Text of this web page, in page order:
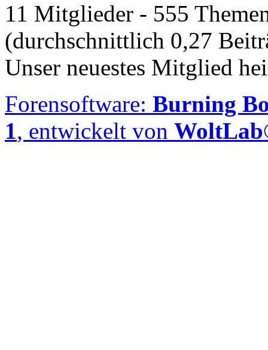
11 Mitglieder - 555
(durchschnittlich 0,27
Unser neuestes Mitglied
Forensoftware: Burning
1, entwickelt von